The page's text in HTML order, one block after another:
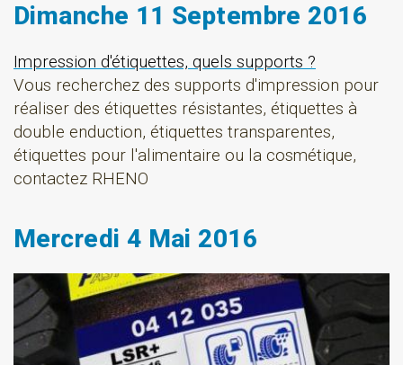
Dimanche 11 Septembre 2016
Impression d'étiquettes, quels supports ?
Vous recherchez des supports d'impression pour
réaliser des étiquettes résistantes, étiquettes à
double enduction, étiquettes transparentes,
étiquettes pour l'alimentaire ou la cosmétique,
contactez RHENO
Mercredi 4 Mai 2016